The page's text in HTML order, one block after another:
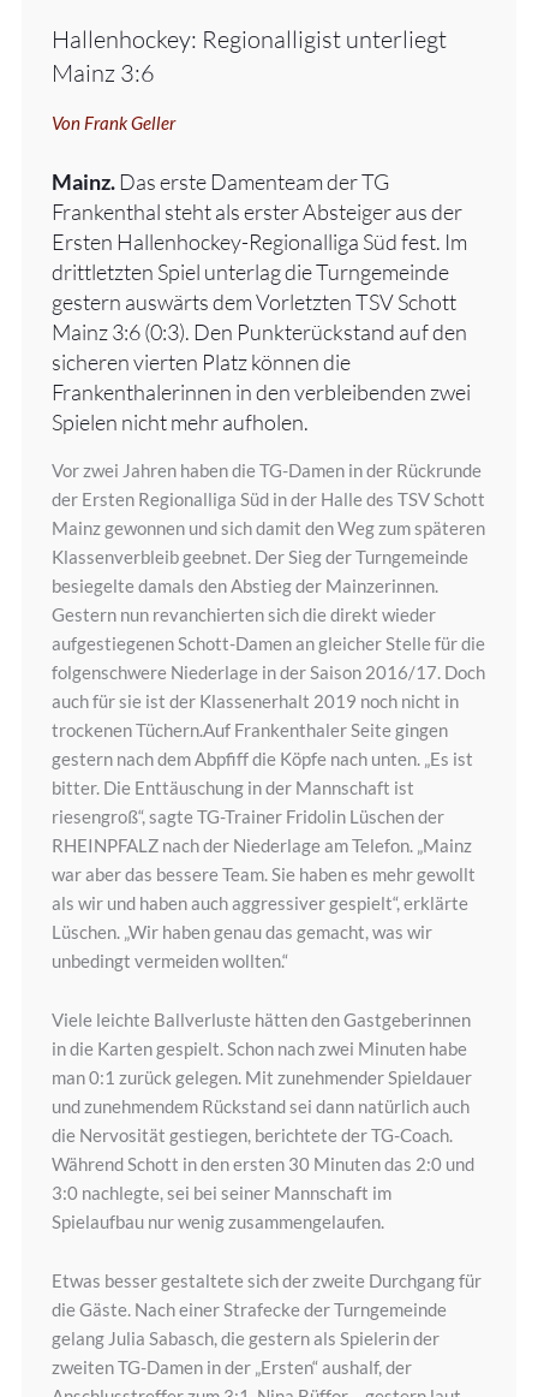
Hallenhockey: Regionalligist unterliegt
Mainz 3:6
Von Frank Geller
Mainz.Das erste Damenteam der TG
Frankenthal steht als erster Absteiger aus der
Ersten Hallenhockey-Regionalliga Süd fest. Im
drittletzten Spiel unterlag die Turngemeinde
gestern auswärts dem Vorletzten TSV Schott
Mainz 3:6 (0:3). Den Punkterückstand auf den
sicheren vierten Platz können die
Frankenthalerinnen in den verbleibenden zwei
Spielen nicht mehr aufholen.
Vor zwei Jahren haben die TG-Damen in der Rückrunde
der Ersten Regionalliga Süd in der Halle des TSV Schott
Mainz gewonnen und sich damit den Weg zum späteren
Klassenverbleib geebnet. Der Sieg der Turngemeinde
besiegelte damals den Abstieg der Mainzerinnen.
Gestern nun revanchierten sich die direkt wieder
aufgestiegenen Schott-Damen an gleicher Stelle für die
folgenschwere Niederlage in der Saison 2016/17. Doch
auch für sie ist der Klassenerhalt 2019 noch nicht in
trockenen Tüchern.Auf Frankenthaler Seite gingen
gestern nach dem Abpfiff die Köpfe nach unten. „Es ist
bitter. Die Enttäuschung in der Mannschaft ist
riesengroß“, sagte TG-Trainer Fridolin Lüschen der
RHEINPFALZ nach der Niederlage am Telefon. „Mainz
war aber das bessere Team. Sie haben es mehr gewollt
als wir und haben auch aggressiver gespielt“, erklärte
Lüschen. „Wir haben genau das gemacht, was wir
unbedingt vermeiden wollten.“
Viele leichte Ballverluste hätten den Gastgeberinnen
in die Karten gespielt. Schon nach zwei Minuten habe
man 0:1 zurück gelegen. Mit zunehmender Spieldauer
und zunehmendem Rückstand sei dann natürlich auch
die Nervosität gestiegen, berichtete der TG-Coach.
Während Schott in den ersten 30 Minuten das 2:0 und
3:0 nachlegte, sei bei seiner Mannschaft im
Spielaufbau nur wenig zusammengelaufen.
Etwas besser gestaltete sich der zweite Durchgang für
die Gäste. Nach einer Strafecke der Turngemeinde
gelang Julia Sabasch, die gestern als Spielerin der
zweiten TG-Damen in der „Ersten“ aushalf, der